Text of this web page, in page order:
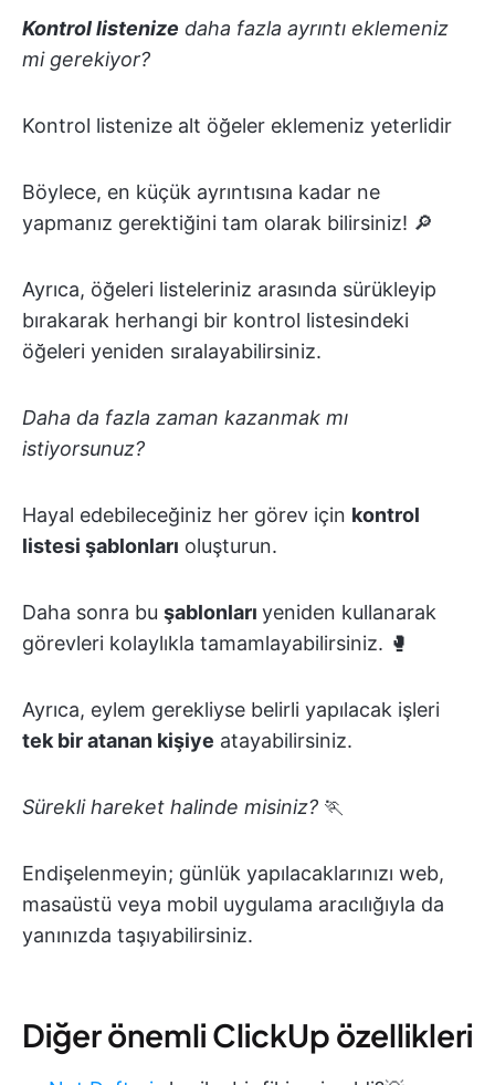
Kontrol listenize daha fazla ayrıntı eklemeniz
mi gerekiyor?
Kontrol listenize alt öğeler eklemeniz yeterlidir
Böylece, en küçük ayrıntısına kadar ne
yapmanız gerektiğini tam olarak bilirsiniz! 🔎
Ayrıca, öğeleri listeleriniz arasında sürükleyip
bırakarak herhangi bir kontrol listesindeki
öğeleri yeniden sıralayabilirsiniz.
Daha da fazla zaman kazanmak mı
istiyorsunuz?
Hayal edebileceğiniz her görev için kontrol
listesi şablonları oluşturun.
Daha sonra bu şablonları yeniden kullanarak
görevleri kolaylıkla tamamlayabilirsiniz. 🥊
Ayrıca, eylem gerekliyse belirli yapılacak işleri
tek bir atanan kişiye atayabilirsiniz.
Sürekli hareket halinde misiniz? 🏃
Endişelenmeyin; günlük yapılacaklarınızı web,
masaüstü veya mobil uygulama aracılığıyla da
yanınızda taşıyabilirsiniz.
Diğer önemli ClickUp özellikleri